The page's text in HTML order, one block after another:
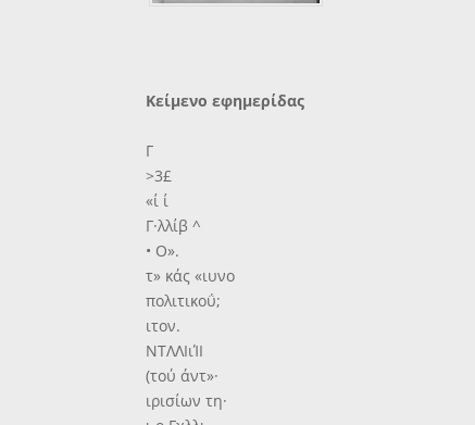
Κείμενο εφημερίδας
Γ
>3£
«ί ί
Γ·λλίβ ^
• Ο».
τ» κάς «ιυνο
πολιτικοΰ;
ιτον.
ΝΤΛΛΙιΊΙ
(τού άντ»·
ιρισίων τη·